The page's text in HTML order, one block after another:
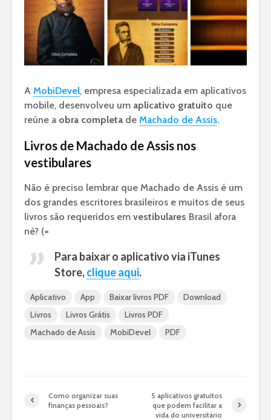
A MobiDevel, empresa especializada em aplicativos
mobile, desenvolveu um aplicativo gratuito que
reúne a obra completa de Machado de Assis.
Livros de Machado de Assis nos
vestibulares
Não é preciso lembrar que Machado de Assis é um
dos grandes escritores brasileiros e muitos de seus
livros são requeridos em vestibulares Brasil afora
né? (=
Para baixar o aplicativo via iTunes
Store,clique aqui.
Aplicativo App Baixar livros PDF
Download
Livros
Livros Grátis
Livros PDF
Machado de Assis
MobiDevel PDF
Como organizar suas
finanças pessoais?
5 aplicativos gratuitos
que podem facilitar a
vida do universitário